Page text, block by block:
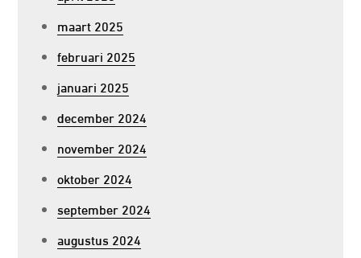
maart 2025
februari 2025
januari 2025
december 2024
november 2024
oktober 2024
september 2024
augustus 2024